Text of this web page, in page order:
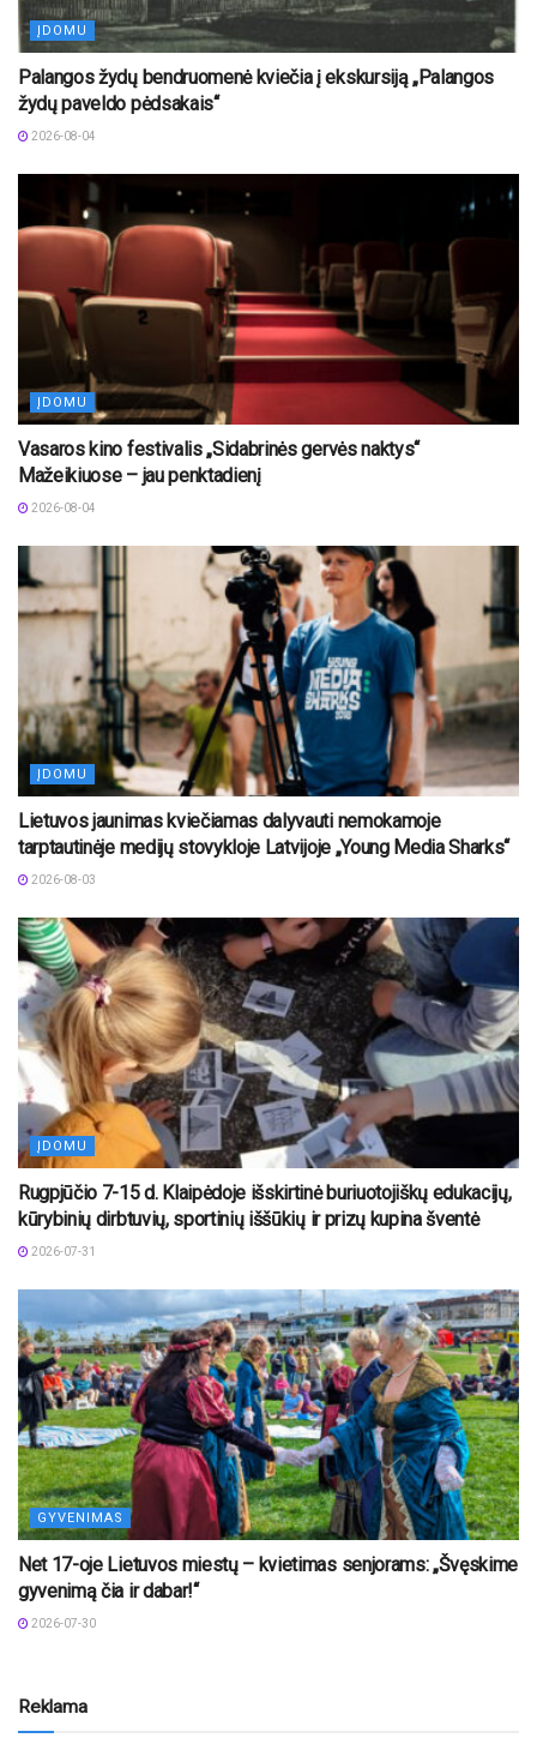
ĮDOMU
Palangos žydų bendruomenė kviečia į ekskursiją „Palangos
žydų paveldo pėdsakais“
2026-08-04
ĮDOMU
Vasaros kino festivalis „Sidabrinės gervės naktys“
Mažeikiuose – jau penktadienį
2026-08-04
ĮDOMU
Lietuvos jaunimas kviečiamas dalyvauti nemokamoje
tarptautinėje medijų stovykloje Latvijoje „Young Media Sharks“
2026-08-03
ĮDOMU
Rugpjūčio 7-15 d. Klaipėdoje išskirtinė buriuotojiškų edukacijų,
kūrybinių dirbtuvių, sportinių iššūkių ir prizų kupina šventė
2026-07-31
GYVENIMAS
Net 17-oje Lietuvos miestų – kvietimas senjorams: „Švęskime
gyvenimą čia ir dabar!“
2026-07-30
Reklama